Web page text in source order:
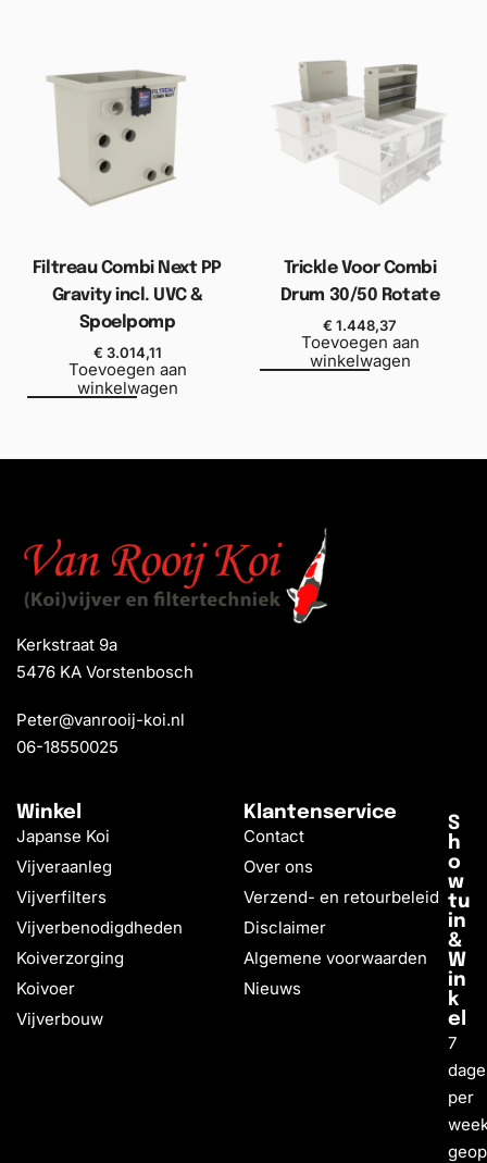
Filtreau Combi Next PP
Gravity incl. UVC &
Spoelpomp
€ 3.014,11
Toevoegen aan
winkelwagen
Trickle Voor Combi
Drum 30/50 Rotate
€ 1.448,37
Toevoegen aan
winkelwagen
Kerkstraat 9a
5476 KA Vorstenbosch
Peter@vanrooij-koi.nl
06-18550025
Winkel
Japanse Koi
Vijveraanleg
Vijverfilters
Vijverbenodigdheden
Koiverzorging
Koivoer
Vijverbouw
Klantenservice
Contact
Over ons
Verzend- en retourbeleid
Disclaimer
Algemene voorwaarden
Nieuws
S
h
o
w
tu
in
&
W
in
k
el
7
per